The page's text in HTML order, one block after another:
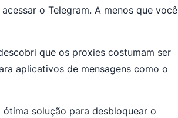
o Telegram. A menos que você
que os proxies costumam ser
aplicativos de mensagens como o
solução para desbloquear o